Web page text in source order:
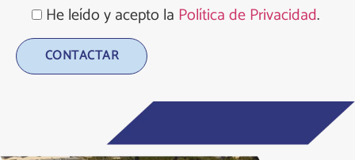
He leído y acepto la Política de Privacidad.